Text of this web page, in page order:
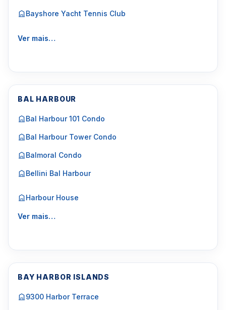
Bayshore Yacht Tennis Club
Ver mais…
BAL HARBOUR
Bal Harbour 101 Condo
Bal Harbour Tower Condo
Balmoral Condo
Bellini Bal Harbour
Harbour House
Ver mais…
BAY HARBOR ISLANDS
9300 Harbor Terrace